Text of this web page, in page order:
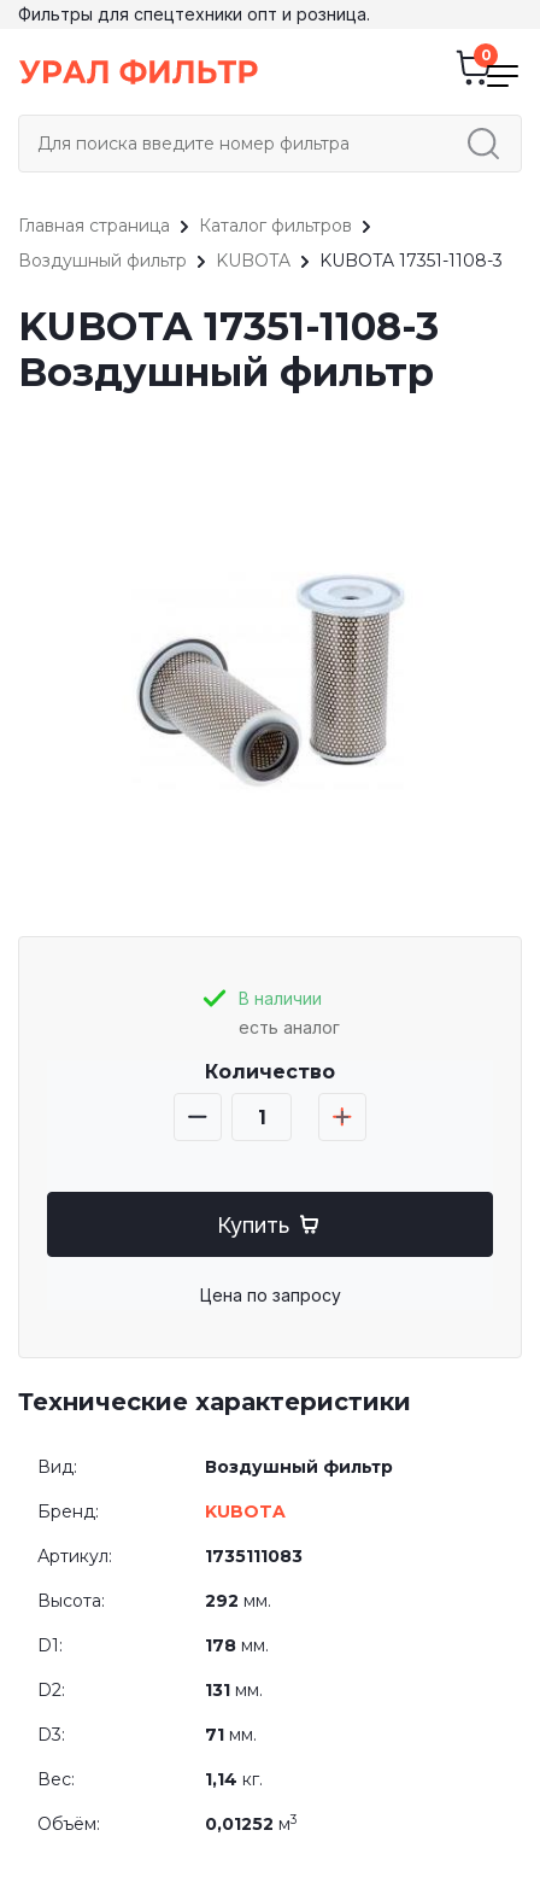
Фильтры для спецтехники опт и розница.
Главная страница
Каталог фильтров
Воздушный фильтр
KUBOTA KUBOTA 17351-1108-3
KUBOTA 17351-1108-3
Воздушный фильтр
В наличии
есть аналог
Количество
Купить
Цена по запросу
Технические характеристики
Вид: Воздушный фильтр
Бренд: KUBOTA
Артикул: 1735111083
Высота: 292 мм.
D1: 178 мм.
D2: 131 мм.
D3: 71 мм.
Вес: 1,14 кг.
Объём: 0,01252 м3